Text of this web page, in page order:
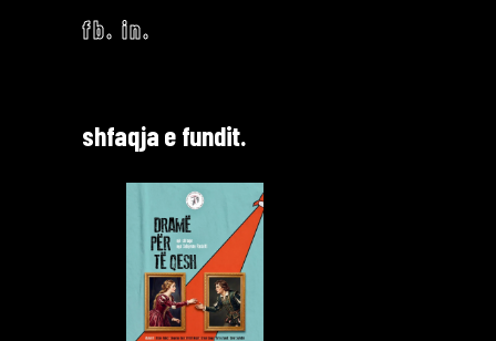
fb. in.
shfaqja e fundit.